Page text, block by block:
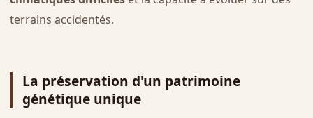
terrains accidentés.
La préservation d'un patrimoine
génétique unique